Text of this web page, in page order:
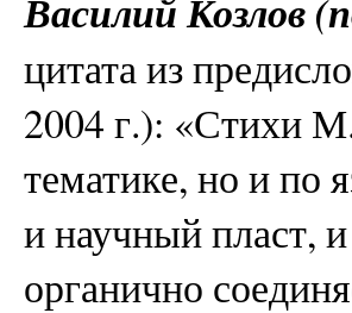
Василий Козлов
цитата из
2004 г.): «Стихи
тематике, но и по
и научный пласт,
органично